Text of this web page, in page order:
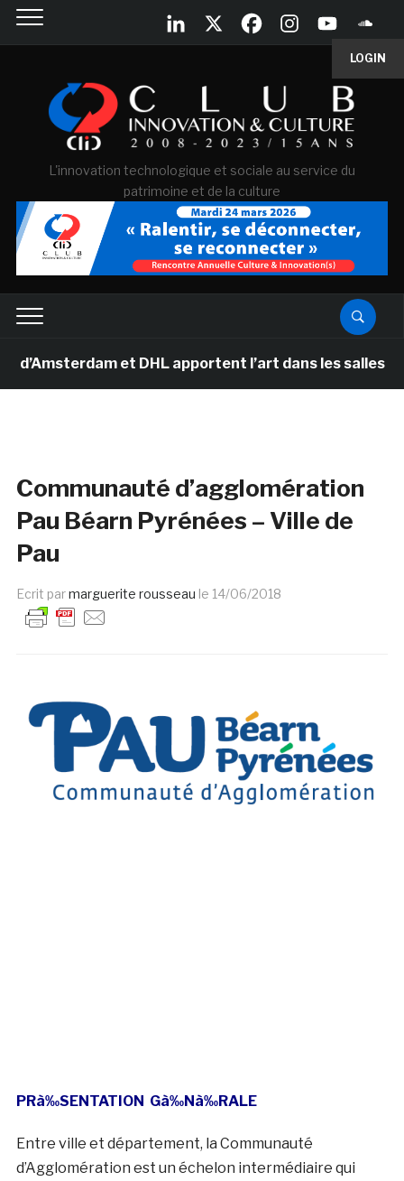
LOGIN
L'innovation technologique et sociale au service du
patrimoine et de la culture
et DHL apportent l’art dans les salles de
Communauté d’agglomération
Pau Béarn Pyrénées – Ville de
Pau
Ecrit parmarguerite rousseau le 14/06/2018
PRà‰SENTATION Gà‰Nà‰RALE
Entre ville et département, la Communauté
d’Agglomération est un échelon intermédiaire qui